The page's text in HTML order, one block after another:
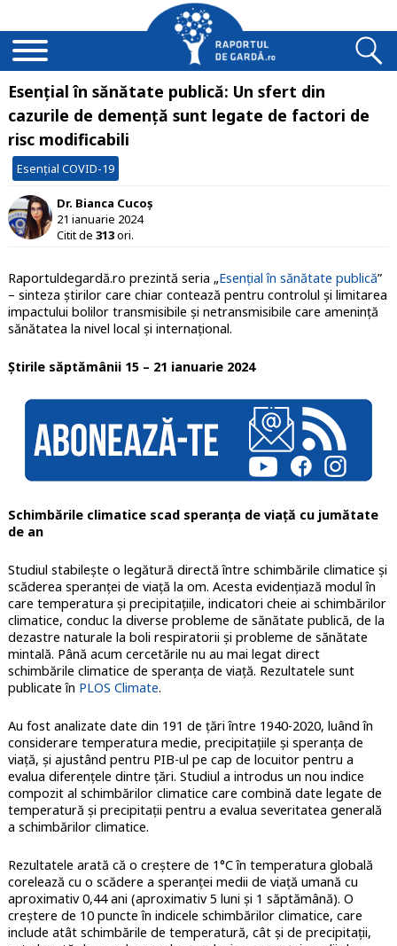
Esențial în sănătate publică: Un sfert din
cazurile de demență sunt legate de factori de
risc modificabili
Esențial COVID-19
Dr. Bianca Cucoș
21 ianuarie 2024
Citit de 313ori.
Raportuldegardă.ro prezintă seria „Esențial în sănătate publică”
– sinteza știrilor care chiar contează pentru controlul și limitarea
impactului bolilor transmisibile și netransmisibile care amenință
sănătatea la nivel local și internațional.
Știrile săptămânii 15 – 21 ianuarie 2024
Schimbările climatice scad speranța de viață cu jumătate
de an
Studiul stabilește o legătură directă între schimbările climatice și
scăderea speranței de viață la om. Acesta evidențiază modul în
care temperatura și precipitațiile, indicatori cheie ai schimbărilor
climatice, conduc la diverse probleme de sănătate publică, de la
dezastre naturale la boli respiratorii și probleme de sănătate
mintală. Până acum cercetările nu au mai legat direct
schimbările climatice de speranța de viață. Rezultatele sunt
publicate în PLOS Climate.
Au fost analizate date din 191 de țări între 1940-2020, luând în
considerare temperatura medie, precipitațiile și speranța de
viață, și ajustând pentru PIB-ul pe cap de locuitor pentru a
evalua diferențele dintre țări. Studiul a introdus un nou indice
compozit al schimbărilor climatice care combină date legate de
temperatură și precipitații pentru a evalua severitatea generală
a schimbărilor climatice.
Rezultatele arată că o creștere de 1°C în temperatura globală
corelează cu o scădere a speranței medii de viață umană cu
aproximativ 0,44 ani (aproximativ 5 luni și 1 săptămână). O
creștere de 10 puncte în indicele schimbărilor climatice, care
include atât schimbările de temperatură, cât și de precipitații,